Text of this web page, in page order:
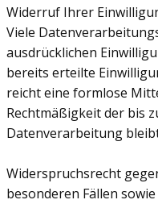
Widerruf Ihrer
Viele
ausdrücklichen
bereits erteilte
reicht eine formlose
Rechtmäßigkeit der bis
Datenverarbeitung
Widerspruchsrecht
besonderen Fällen